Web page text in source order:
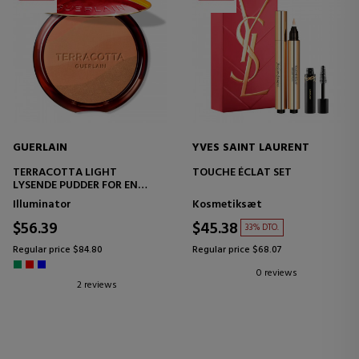
GUERLAIN
TERRACOTTA LIGHT
LYSENDE PUDDER FOR EN
NATURLIGT SUND
TEINTEFFEKT - 96%
NATURLIGT AFLEDTE
INGREDIENSER
Illuminator
$56.39
Regular price $84.80
2 reviews
YVES SAINT LAURENT
TOUCHE ÉCLAT SET
Kosmetiksæt
$45.38 33% DTO.
Regular price $68.07
0 reviews